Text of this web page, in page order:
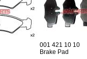
001 421 10 10
Brake Pad